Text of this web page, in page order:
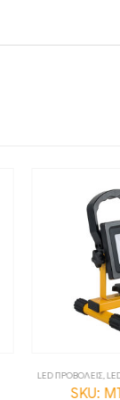
LED ΠΡΟΒΟΛΕΙΣ,
SKU: